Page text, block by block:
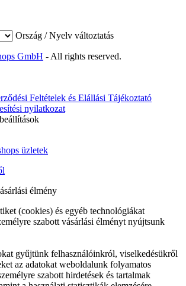
Ország / Nyelv változtatás
GmbH - All rights reserved.
Feltételek és Elállási Tájékoztató
nyilatkozat
üzletek
élmény
(cookies) és egyéb technológiákat
szabott vásárlási élményt nyújtsunk
gyűjtünk felhasználóinkról, viselkedésükről
az adatokat weboldalunk folyamatos
szabott hirdetések és tartalmak